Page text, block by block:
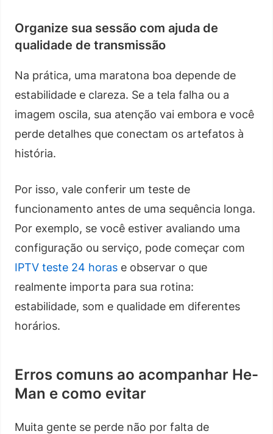
Organize sua sessão com ajuda de
qualidade de transmissão
Na prática, uma maratona boa depende de
estabilidade e clareza. Se a tela falha ou a
imagem oscila, sua atenção vai embora e você
perde detalhes que conectam os artefatos à
história.
Por isso, vale conferir um teste de
funcionamento antes de uma sequência longa.
Por exemplo, se você estiver avaliando uma
configuração ou serviço, pode começar com
IPTV teste 24 horas e observar o que
realmente importa para sua rotina:
estabilidade, som e qualidade em diferentes
horários.
Erros comuns ao acompanhar He-
Man e como evitar
Muita gente se perde não por falta de